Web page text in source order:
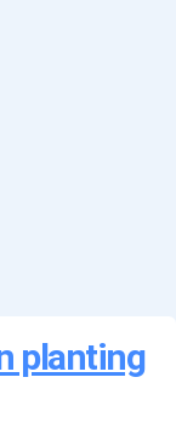
planting